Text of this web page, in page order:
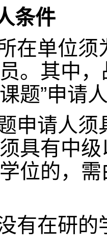
条件
在单位
。其中
题”申请
申请人
具有中
位的，
有在研的